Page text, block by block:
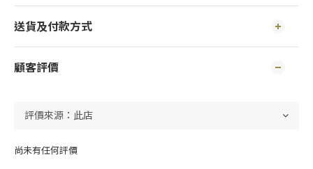
送貨及付款方式
顧客評價
尚未有任何評價